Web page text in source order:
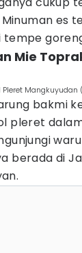
es
Mie
Mangkuyudan
bakmi
pleret
berada di